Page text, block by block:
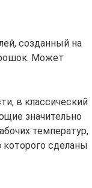
созданный на
Может
в классический
значительно
температур,
сделаны